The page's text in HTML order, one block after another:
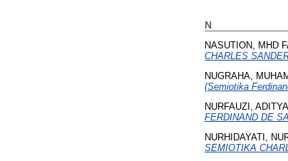
N
NASUTION, MHD
CHARLES
NUGRAHA,
(Semiotika
NURFAUZI,
FERDINAND DE
NURHIDAYATI,
SEMIOTIKA